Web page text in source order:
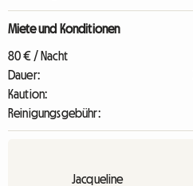
Miete und Konditionen
80 € / Nacht
Dauer:
Kaution:
Reinigungsgebühr:
Jacqueline